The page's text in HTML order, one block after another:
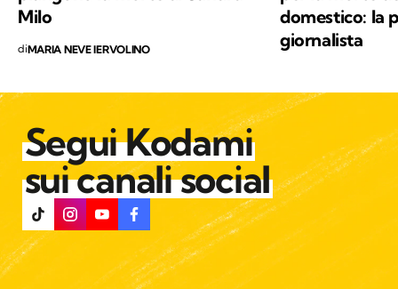
Milo
diMARIA NEVE IERVOLINO
domestico: la
giornalista
Segui Kodami
sui canali social